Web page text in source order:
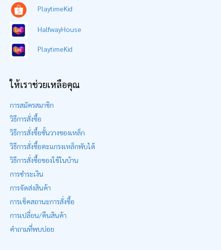
PlaytimeKid
HalfwayHouse
PlaytimeKid
ให้เราช่วยเหลือคุณ
การสมัครสมาชิก
วิธีการสั่งซื้อ
วิธีการสั่งซื้อชั้นวางของเหล็ก
วิธีการสั่งซื้อตะแกรงเหล็กพับได้
วิธีการสั่งซื้อของใช้ในบ้าน
การชำระเงิน
การจัดส่งสินค้า
การเช็คสถานะการสั่งซื้อ
การเปลี่ยน/คืนสินค้า
คำถามที่พบบ่อย